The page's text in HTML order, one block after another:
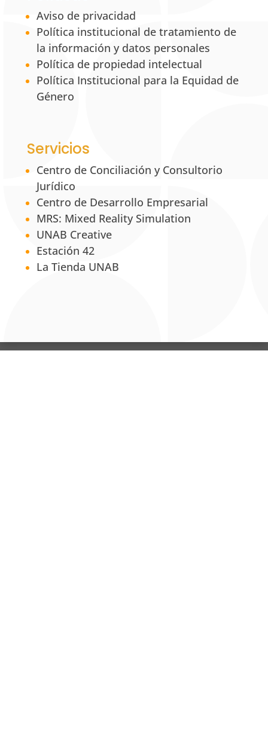
Aviso de privacidad
Política institucional de tratamiento de
la información y datos personales
Política de propiedad intelectual
Política Institucional para la Equidad de
Género
Servicios
Centro de Conciliación y Consultorio
Jurídico
Centro de Desarrollo Empresarial
MRS: Mixed Reality Simulation
UNAB Creative
Estación 42
La Tienda UNAB